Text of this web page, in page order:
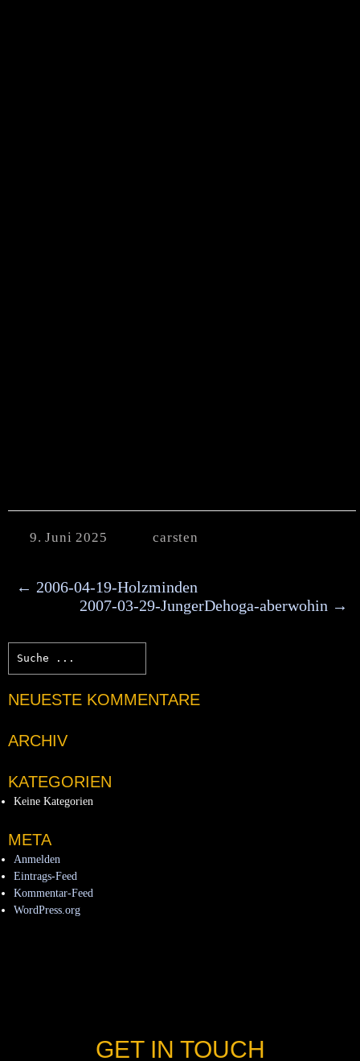
9. Juni 2025 carsten
← 2006-04-19-Holzminden
2007-03-29-JungerDehoga-aberwohin →
NEUESTE KOMMENTARE
ARCHIV
KATEGORIEN
Keine Kategorien
META
Anmelden
Eintrags-Feed
Kommentar-Feed
WordPress.org
GET IN TOUCH